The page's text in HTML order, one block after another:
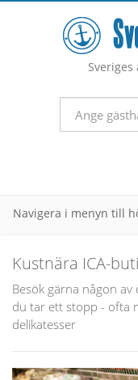
Navigera i menyn till
Kustnära ICA-
Besök gärna någon
du tar ett stopp - ofta
delikatesser